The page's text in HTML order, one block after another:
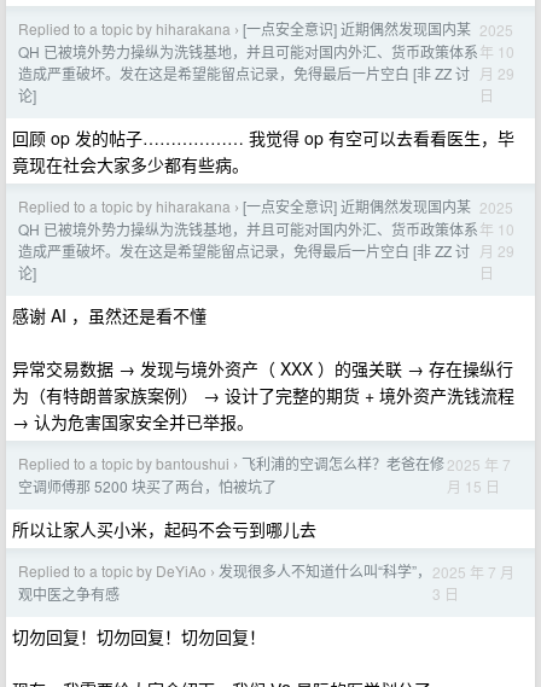
Replied to a topic by hiharakana › [一点安全意识] 近期偶然发现国内某
QH 已被境外势力操纵为洗钱基地，并且可能对国内外汇、货币政策体系
造成严重破坏。发在这是希望能留点记录，免得最后一片空白 [非 ZZ 讨
论]
2025
年 10
月 29
日
回顾 op 发的帖子……………… 我觉得 op 有空可以去看看医生，毕
竟现在社会大家多少都有些病。
Replied to a topic by hiharakana › [一点安全意识] 近期偶然发现国内某
QH 已被境外势力操纵为洗钱基地，并且可能对国内外汇、货币政策体系
造成严重破坏。发在这是希望能留点记录，免得最后一片空白 [非 ZZ 讨
论]
2025
年 10
月 29
日
感谢 AI ，虽然还是看不懂
异常交易数据 → 发现与境外资产（ XXX ）的强关联 → 存在操纵行
为（有特朗普家族案例） → 设计了完整的期货 + 境外资产洗钱流程
→ 认为危害国家安全并已举报。
Replied to a topic by bantoushui › 飞利浦的空调怎么样？老爸在修
空调师傅那 5200 块买了两台，怕被坑了
2025 年 7
月 15 日
所以让家人买小米，起码不会亏到哪儿去
Replied to a topic by DeYiAo › 发现很多人不知道什么叫“科学”，
观中医之争有感
2025 年 7 月
3 日
切勿回复！切勿回复！切勿回复！